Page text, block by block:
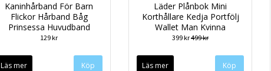
Kaninhårband För Barn
Flickor Hårband Båg
Prinsessa Huvudband
129 kr
Läs mer Köp
Läder Plånbok Mini
Korthållare Kedja Portfölj
Wallet Man Kvinna
399 kr499 kr
Läs mer Köp